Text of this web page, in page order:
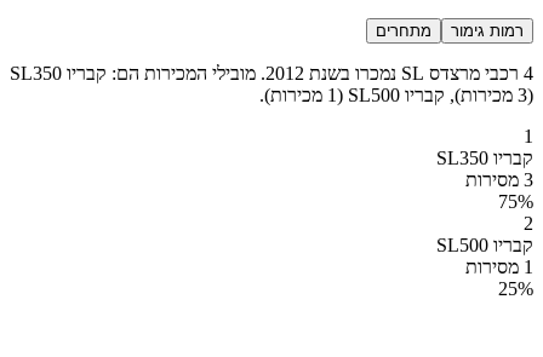
רמות גימור מתחרים
4 רכבי מרצדס SL נמכרו בשנת 2012. מובילי המכירות הם: קבריו SL350
(3 מכירות), קבריו SL500 (1 מכירות).
1
קבריו SL350
3 מסירות
75%
2
קבריו SL500
1 מסירות
25%